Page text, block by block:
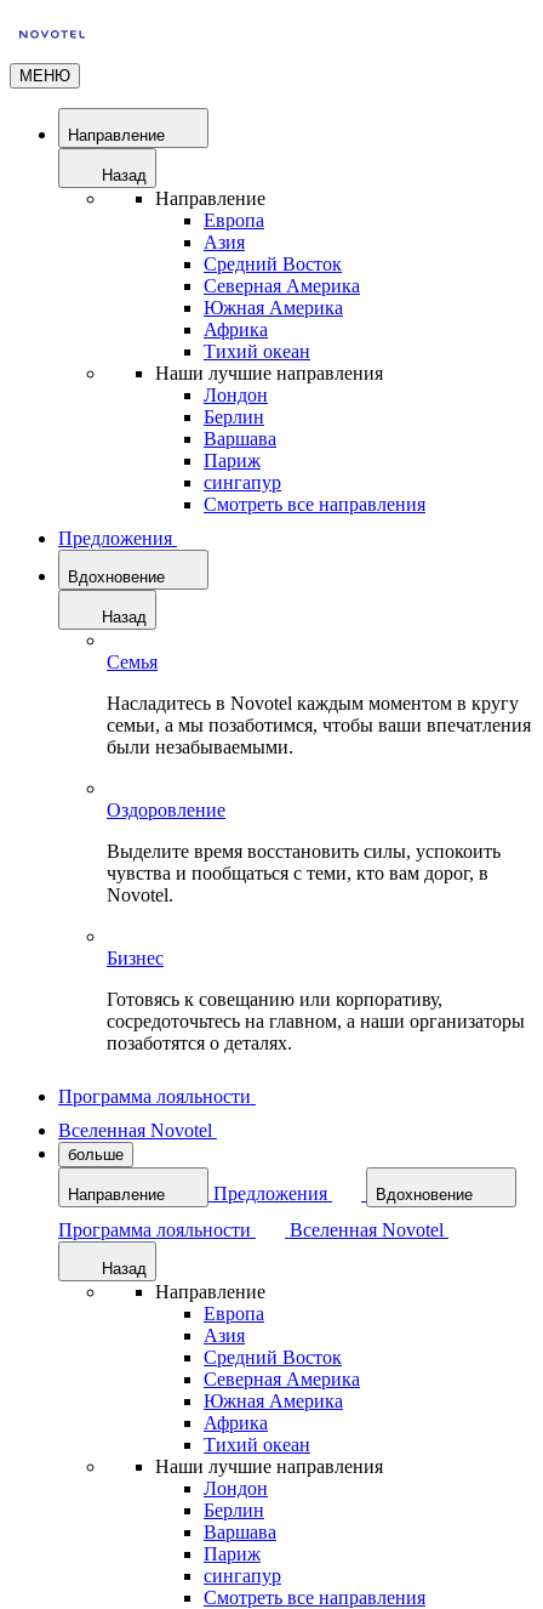
МЕНЮ
Направление
Назад
Направление
Европа
Азия
Средний Восток
Северная Америка
Южная Америка
Африка
Тихий океан
Наши лучшие направления
Лондон
Берлин
Варшава
Париж
сингапур
Смотреть все направления
Предложения
Вдохновение
Назад
Семья
Насладитесь в Novotel каждым моментом в кругу
семьи, а мы позаботимся, чтобы ваши впечатления
были незабываемыми.
Оздоровление
Выделите время восстановить силы, успокоить
чувства и пообщаться с теми, кто вам дорог, в
Novotel.
Бизнес
Готовясь к совещанию или корпоративу,
сосредоточьтесь на главном, а наши организаторы
позаботятся о деталях.
Программа лояльности
Вселенная Novotel
больше
Направление Предложения Вдохновение
Программа лояльности Вселенная Novotel
Назад
Направление
Европа
Азия
Средний Восток
Северная Америка
Южная Америка
Африка
Тихий океан
Наши лучшие направления
Лондон
Берлин
Варшава
Париж
сингапур
Смотреть все направления